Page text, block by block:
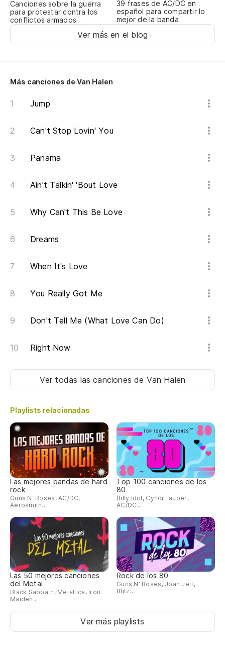
Canciones sobre la guerra
para protestar contra los
conflictos armados
39 frases de AC/DC en
español para compartir lo
mejor de la banda
Ver más en el blog
Más canciones de Van Halen
Jump
Can't Stop Lovin' You
Panama
Ain't Talkin' 'Bout Love
Why Can't This Be Love
Dreams
When It's Love
You Really Got Me
Don't Tell Me (What Love Can Do)
Right Now
Ver todas las cancionesde Van Halen
Playlists relacionadas
Las mejores bandas de hard
rock
Guns N' Roses, AC/DC,
Aerosmith...
Top 100 canciones de los
80
Billy Idol, Cyndi Lauper,
AC/DC...
Las 50 mejores canciones
del Metal
Black Sabbath, Metallica, Iron
Maiden...
Rock de los 80
Guns N' Roses, Joan Jett,
Blitz...
Ver más playlists